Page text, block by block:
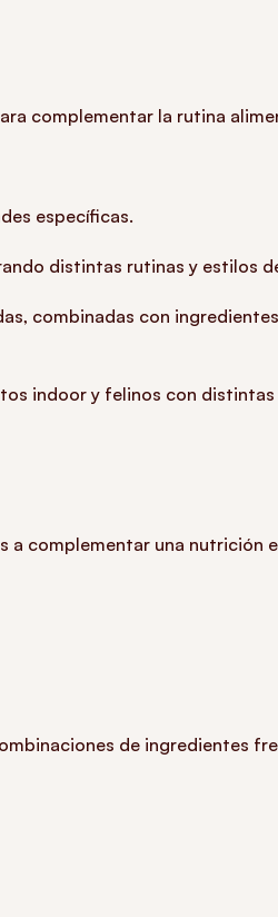
complementar la rutina
específicas.
distintas rutinas y estilos
combinadas con
indoor y felinos con
a complementar una nutrición
de ingredientes